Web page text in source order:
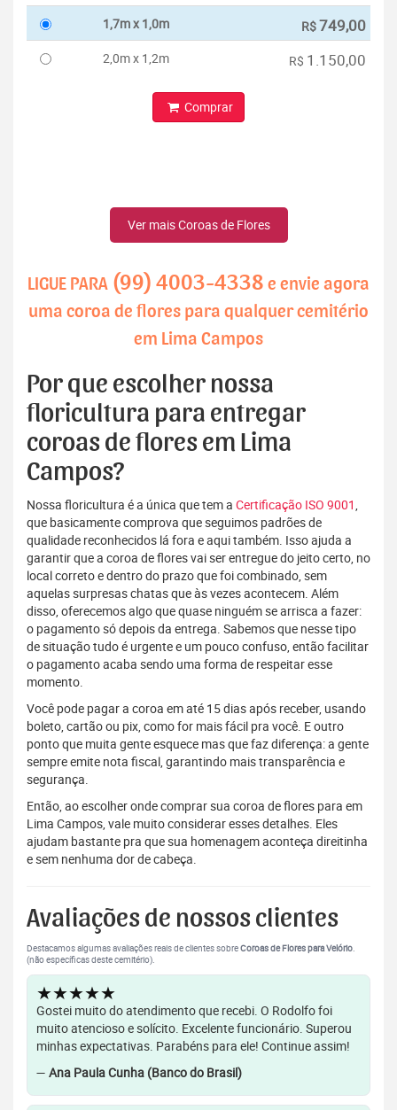
1,7m x 1,0m R$749,00
2,0m x 1,2m R$ 1.150,00
Comprar
Ver mais Coroas de Flores
LIGUE PARA (99) 4003-4338 e envie agora
uma coroa de flores para qualquer cemitério
em Lima Campos
Por que escolher nossa
floricultura para entregar
coroas de flores em Lima
Campos?
Nossa floricultura é a única que tem a Certificação ISO 9001,
que basicamente comprova que seguimos padrões de
qualidade reconhecidos lá fora e aqui também. Isso ajuda a
garantir que a coroa de flores vai ser entregue do jeito certo, no
local correto e dentro do prazo que foi combinado, sem
aquelas surpresas chatas que às vezes acontecem. Além
disso, oferecemos algo que quase ninguém se arrisca a fazer:
o pagamento só depois da entrega. Sabemos que nesse tipo
de situação tudo é urgente e um pouco confuso, então facilitar
o pagamento acaba sendo uma forma de respeitar esse
momento.
Você pode pagar a coroa em até 15 dias após receber, usando
boleto, cartão ou pix, como for mais fácil pra você. E outro
ponto que muita gente esquece mas que faz diferença: a gente
sempre emite nota fiscal, garantindo mais transparência e
segurança.
Então, ao escolher onde comprar sua coroa de flores para em
Lima Campos, vale muito considerar esses detalhes. Eles
ajudam bastante pra que sua homenagem aconteça direitinha
e sem nenhuma dor de cabeça.
Avaliações de nossos clientes
Destacamos algumas avaliações reais de clientes sobreCoroas de Flores para Velório.
(não específicas deste cemitério).
★★★★★
Gostei muito do atendimento que recebi. O Rodolfo foi
muito atencioso e solícito. Excelente funcionário. Superou
minhas expectativas. Parabéns para ele! Continue assim!
— Ana Paula Cunha (Banco do Brasil)